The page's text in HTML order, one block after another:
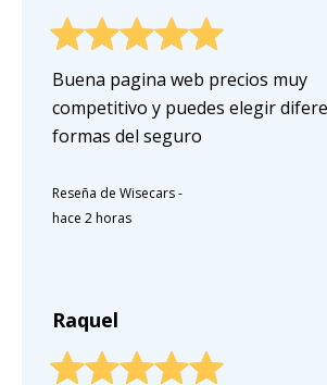
Buena pagina web precios muy
competitivo y puedes elegir
formas del seguro
Reseña de Wisecars-
hace 2 horas
Raquel